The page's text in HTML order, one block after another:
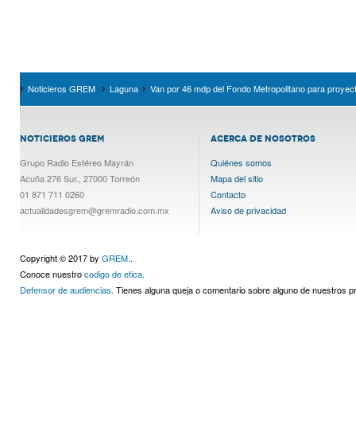
Noticieros GREM Laguna Van por 46 mdp del Fondo Metropolitano para
NOTICIEROS GREM
Grupo Radio Estéreo Mayrán
Acuña 276 Sur., 27000 Torreón
01 871 711 0260
actualidadesgrem@gremradio.com.mx
ACERCA DE NOSOTROS
Quiénes somos
Mapa del sitio
Contacto
Aviso de privacidad
Copyright © 2017 by GREM..
Conoce nuestrocodigo de etica.
Defensor de audiencias. Tienes alguna queja o comentario sobre alguno de nuestros